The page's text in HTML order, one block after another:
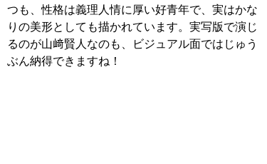
つも、性格は義理人情に厚い好青年で、実はかな
りの美形としても描かれています。実写版で演じ
るのが山﨑賢人なのも、ビジュアル面ではじゅう
ぶん納得できますね！